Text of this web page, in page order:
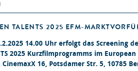
TALENTS 2025 EFM-
14.00 Uhr erfolgt das Screening
2025 Kurzfilmprogramms im
CinemaxX 16, Potsdamer Str. 5, 10785